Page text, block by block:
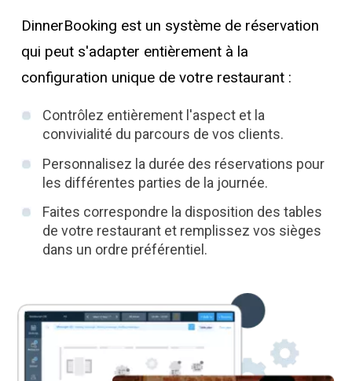
DinnerBooking est un système de réservation
qui peut s'adapter entièrement à la
configuration unique de votre restaurant :
Contrôlez entièrement l'aspect et la
convivialité du parcours de vos clients.
Personnalisez la durée des réservations pour
les différentes parties de la journée.
Faites correspondre la disposition des tables
de votre restaurant et remplissez vos sièges
dans un ordre préférentiel.